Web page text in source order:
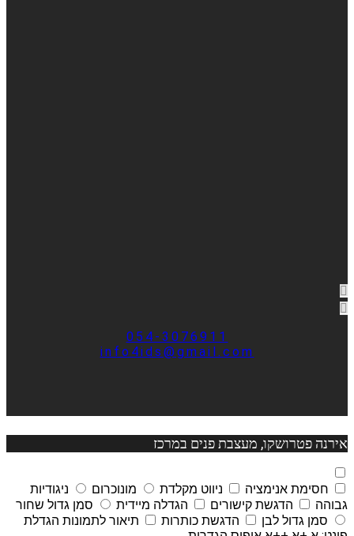
054-3076911
info4ids@gmail.com
אירנה פטרושקו, מעצבת פנים במרכז
חסימת אנימציה ניווט מקלדת מונוכרום
ניגודיות
גבוהה
הדגשת קישורים הגדלה מיידית
סמן גדול שחור
סמן גדול לבן
הדגשת כותרות תיאור לתמונות הגדלת